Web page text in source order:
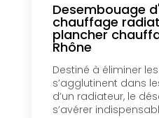
Desembouage
chauffage
plancher
Rhône
Destiné à éliminer
s’agglutinent dans
d’un radiateur, le
s’avérer